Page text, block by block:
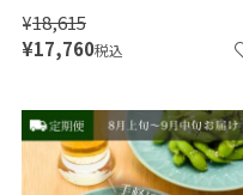
¥18,615
¥17,760税込